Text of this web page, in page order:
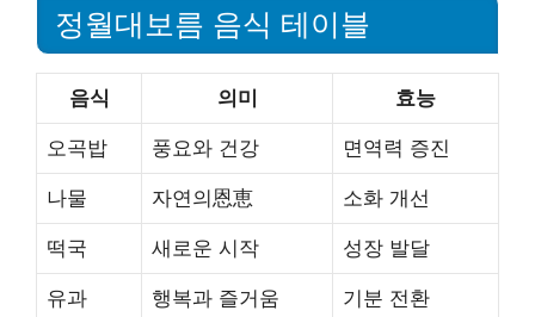
정월대보름 음식 테이블
음식 의미 효능
오곡밥 풍요와 건강 면역력 증진
나물 자연의恩恵 소화 개선
떡국 새로운 시작 성장 발달
유과 행복과 즐거움 기분 전환